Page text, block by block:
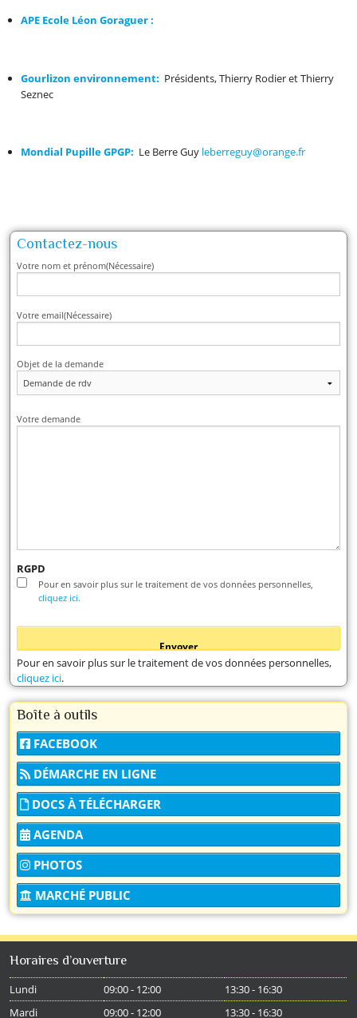
APE Ecole Léon Goraguer :
Gourlizon environnement: Présidents, Thierry Rodier et Thierry
Seznec
Mondial Pupille GPGP: Le Berre Guy leberreguy@orange.fr
Contactez-nous
Votre nom et prénom(Nécessaire)
Votre email(Nécessaire)
Objet de la demande
Votre demande
RGPD
Pour en savoir plus sur le traitement de vos données personnelles,
cliquez ici.
Pour en savoir plus sur le traitement de vos données personnelles,
cliquez ici.
Boîte à outils
FACEBOOK
DÉMARCHE EN LIGNE
DOCS À TÉLÉCHARGER
AGENDA
PHOTOS
MARCHÉ PUBLIC
Horaires d’ouverture
Lundi 09:00 - 12:00
13:30 - 16:30
Mardi
09:00 - 12:00 13:30 - 16:30